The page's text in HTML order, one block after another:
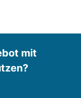
mit